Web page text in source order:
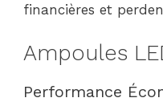
financières et
Ampoules
Performance